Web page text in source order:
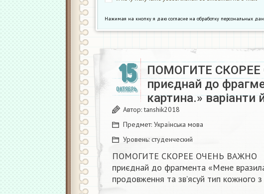
Нажимая на кнопку я даю согласие на обработку персональных
15
ОКТЯБРЬ
ПОМОГИТЕ
приєднай до
картина.»
Автор:tanshik2018
Предмет: Українська мова
Уровень: студенческий
ПОМОГИТЕ СКОРЕЕ ОЧЕНЬ ВАЖНО
приєднай до фрагмента «Мене
продовження та зв’ясуй тип кожного